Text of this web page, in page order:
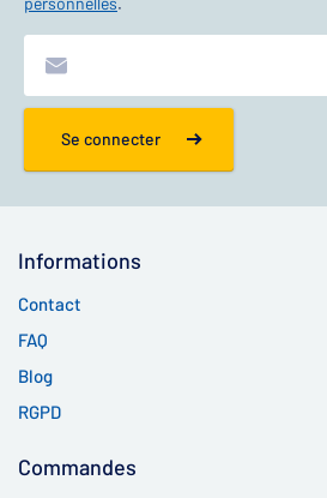
Se connecter
Informations
Contact
FAQ
Blog
RGPD
Commandes